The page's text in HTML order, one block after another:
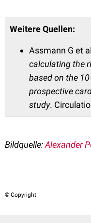
Weitere Quellen:
Assmann G et
calculating the
based on the
prospective
study.
Bildquelle:Alexander
© Copyright